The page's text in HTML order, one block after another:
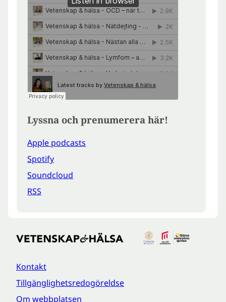
Lyssna och prenumerera här!
Apple podcasts
Spotify
Soundcloud
RSS
Kontakt
Tillgänglighetsredogöreldse
Om webbplatsen